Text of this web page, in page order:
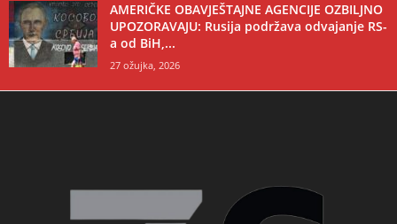
AMERIČKE OBAVJEŠTAJNE AGENCIJE OZBILJNO
UPOZORAVAJU: Rusija podržava odvajanje RS-
a od BiH,...
27 ožujka, 2026